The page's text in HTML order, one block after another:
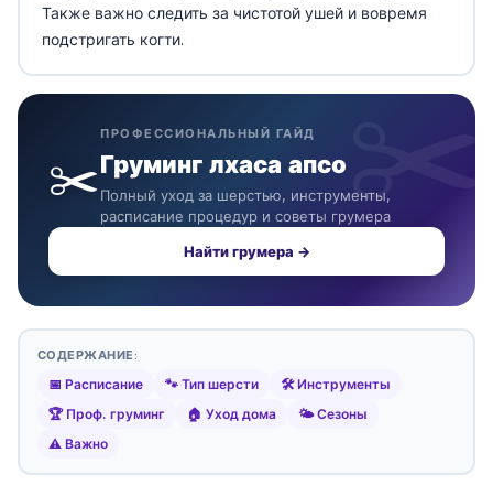
Также важно следить за чистотой ушей и вовремя
подстригать когти.
✂️
ПРОФЕССИОНАЛЬНЫЙ ГАЙД
Груминг лхаса апсо
Полный уход за шерстью, инструменты,
расписание процедур и советы грумера
Найти грумера →
СОДЕРЖАНИЕ:
📅 Расписание 🐾 Тип шерсти
🛠️ Инструменты
🏆 Проф. груминг
🏠 Уход дома
🌤️ Сезоны
⚠️ Важно